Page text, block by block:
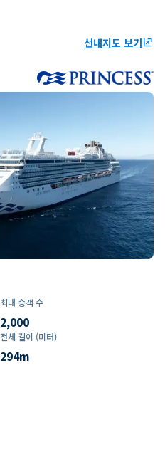
선내지도 보기ungroup
최대 승객 수
2,000
전체 길이 (미터)
294m